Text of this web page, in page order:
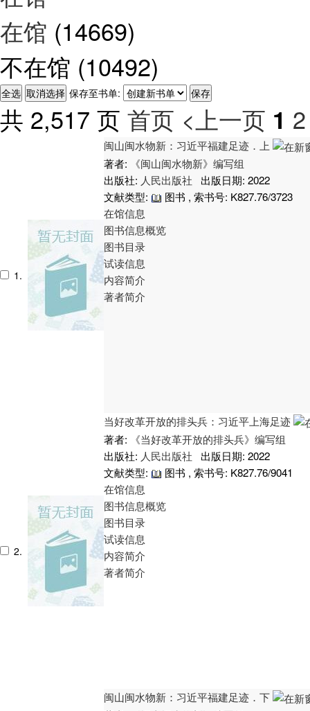
在馆 (14669)
不在馆 (10492)
保存至书单:
共 2,517 页 首页 <上一页 1 2
1.
闽山闽水物新：习近平福建足迹．上
著者: 《闽山闽水物新》编写组
出版社: 人民出版社
出版日期: 2022
文献类型:
图书 , 索书号: K827.76/3723
在馆信息
图书信息概览
图书目录
试读信息
内容简介
著者简介
2.
当好改革开放的排头兵：习近平上海足迹
著者: 《当好改革开放的排头兵》编写组
出版社: 人民出版社
出版日期: 2022
文献类型:
图书 , 索书号: K827.76/9041
在馆信息
图书信息概览
图书目录
试读信息
内容简介
著者简介
闽山闽水物新：习近平福建足迹．下